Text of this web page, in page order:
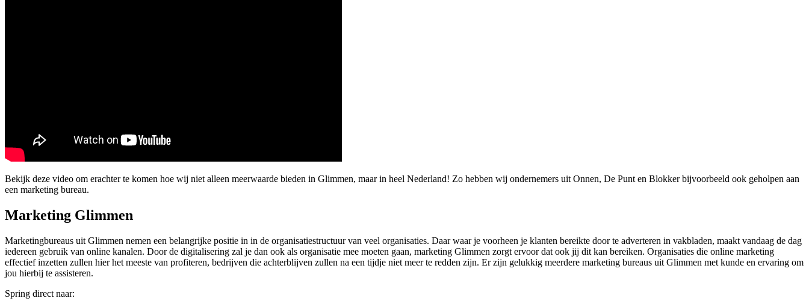
Bekijk deze video om erachter te komen hoe wij niet alleen meerwaarde bieden in Glimmen, maar in heel Nederland! Zo hebben wij ondernemers uit Onnen, De Punt en Blokker bijvoorbeeld ook geholpen aan
een marketing bureau.
Marketing Glimmen
Marketingbureaus uit Glimmen nemen een belangrijke positie in in de organisatiestructuur van veel organisaties. Daar waar je voorheen je klanten bereikte door te adverteren in vakbladen, maakt vandaag de dag
iedereen gebruik van online kanalen. Door de digitalisering zal je dan ook als organisatie mee moeten gaan, marketing Glimmen zorgt ervoor dat ook jij dit kan bereiken. Organisaties die online marketing
effectief inzetten zullen hier het meeste van profiteren, bedrijven die achterblijven zullen na een tijdje niet meer te redden zijn. Er zijn gelukkig meerdere marketing bureaus uit Glimmen met kunde en ervaring om
jou hierbij te assisteren.
Spring direct naar: